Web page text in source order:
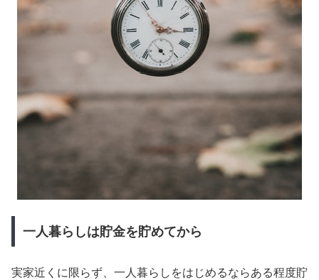
一人暮らしは貯金を貯めてから
実家近くに限らず、一人暮らしをはじめるならある程度貯